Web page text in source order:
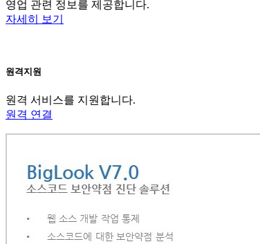
영업 관련 정보를 제공합니다.
자세히 보기
원격지원
원격 서비스를 지원합니다.
원격 연결